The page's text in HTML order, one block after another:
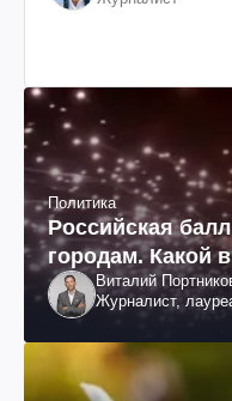
Политика
Российская
городам. Какой
Виталий
Журналист,